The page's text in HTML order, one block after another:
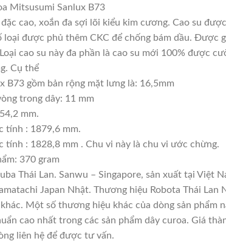
Mitsusumi Sanlux B73
cao, xoắn đa sợi lõi kiểu kim cương. Cao su
được phủ thêm CKC để chống bám dầu.
cao su này đa phần là cao su mới 100% được
Cụ thể
B73 gồm bản rộng mặt lưng là: 16,5mm
trong dây: 11 mm
mm.
tính : 1879,6 mm.
tính : 1828,8 mm . Chu vi này là chu vi ước chừng.
370 gram
Thái Lan. Sanwu – Singapore, sản xuất tại Việt
Japan Nhật. Thương hiệu Robota Thái
Một số thương hiệu khác của dòng sản phẩm
cao nhất trong các sản phẩm dây curoa. Giá
liên hệ để được tư vấn.